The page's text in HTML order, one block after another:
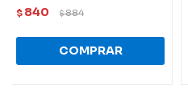
$ 840 $884